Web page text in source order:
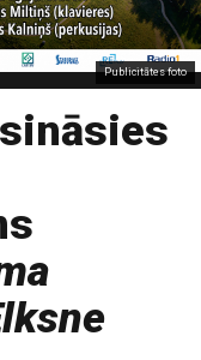
Publicitātes foto